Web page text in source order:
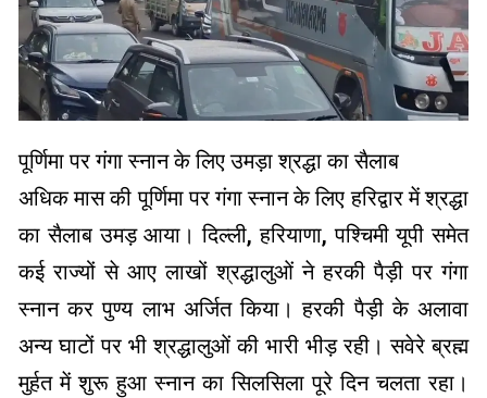
पूर्णिमा पर गंगा स्नान के लिए उमड़ा श्रद्धा का सैलाब
अधिक मास की पूर्णिमा पर गंगा स्नान के लिए हरिद्वार में श्रद्धा
का सैलाब उमड़ आया। दिल्ली, हरियाणा, पश्चिमी यूपी समेत
कई राज्यों से आए लाखों श्रद्धालुओं ने हरकी पैड़ी पर गंगा
स्नान कर पुण्य लाभ अर्जित किया। हरकी पैड़ी के अलावा
अन्य घाटों पर भी श्रद्धालुओं की भारी भीड़ रही। सवेरे ब्रह्म
मुर्हत में शुरू हुआ स्नान का सिलसिला पूरे दिन चलता रहा।